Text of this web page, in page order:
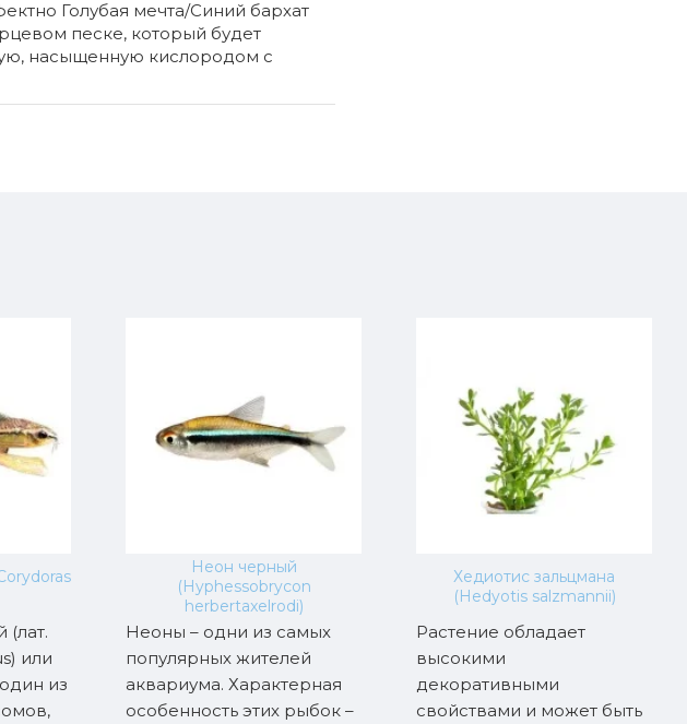
Голубая мечта/Синий бархат
песке, который будет
насыщенную кислородом с
(лат.
или
из
Неон черный
(Hyphessobrycon
herbertaxelrodi)
Неоны – одни из самых
популярных жителей
аквариума. Характерная
особенность этих рыбок –
Хедиотис зальцмана
(Hedyotis salzmannii)
Растение обладает
высокими
декоративными
свойствами и может быть